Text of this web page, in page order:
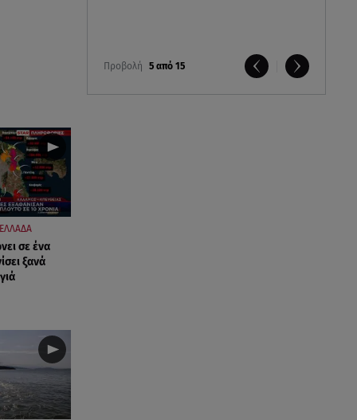
Προβολή 5 από 15
ΕΛΛΑΔΑ
σε ένα
ξανά